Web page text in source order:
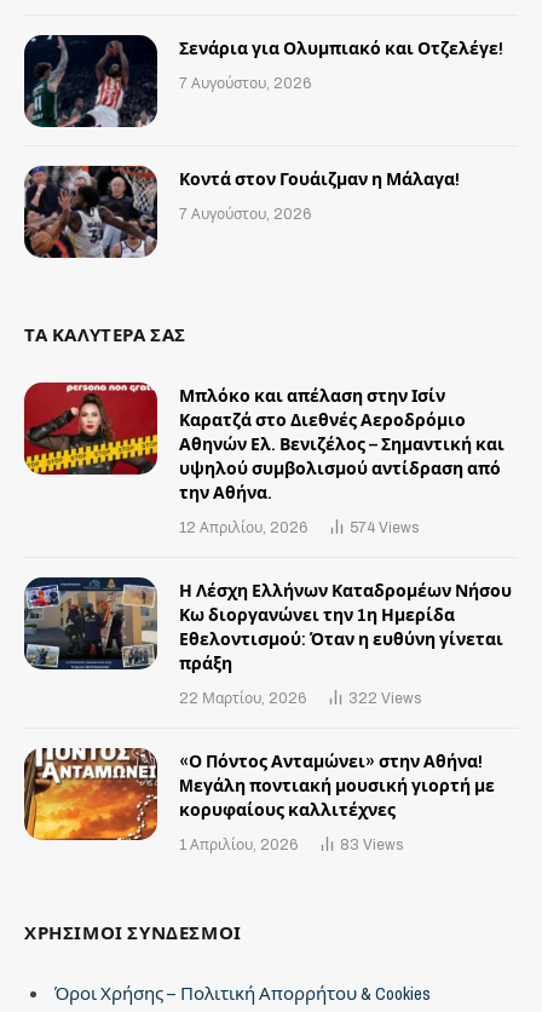
Σενάρια για Ολυμπιακό και Οτζελέγε!
7 Αυγούστου, 2026
Κοντά στον Γουάιζμαν η Μάλαγα!
7 Αυγούστου, 2026
ΤΑ ΚΑΛΥΤΕΡΑ ΣΑΣ
Μπλόκο και απέλαση στην Ισίν
Καρατζά στο Διεθνές Αεροδρόμιο
Αθηνών Ελ. Βενιζέλος – Σημαντική και
υψηλού συμβολισμού αντίδραση από
την Αθήνα.
12 Απριλίου, 2026 574 Views
Η Λέσχη Ελλήνων Καταδρομέων Νήσου
Κω διοργανώνει την 1η Ημερίδα
Εθελοντισμού: Όταν η ευθύνη γίνεται
πράξη
22 Μαρτίου, 2026 322 Views
«Ο Πόντος Ανταμώνει» στην Αθήνα!
Mεγάλη ποντιακή μουσική γιορτή με
κορυφαίους καλλιτέχνες
1 Απριλίου, 2026 83 Views
ΧΡΗΣΙΜΟΙ ΣΥΝΔΕΣΜΟΙ
Όροι Χρήσης – Πολιτική Απορρήτου & Cookies